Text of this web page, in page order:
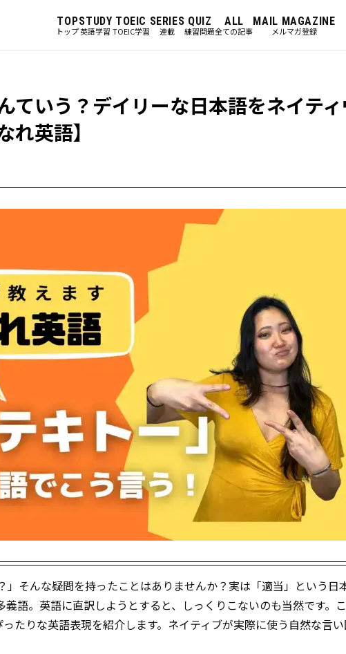
TOP
トップ
STUDY
英語学習
TOEIC
TOEIC学習
SERIES
連載
QUIZ
練習問題
ALL
全ての記事
MAIL MAGAZINE
メルマガ登録
ていう？デイリーな日本語をネイテ
れ英語】
」そんな疑問を持ったことはありませんか？実は「適当」という日
語。英語に直訳しようとすると、しっくりこないのも当然です。
たりな英語表現を紹介します。ネイティブが実際に使う自然な言い